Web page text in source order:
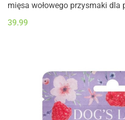
mięsa wołowego przysmaki dla
39.99